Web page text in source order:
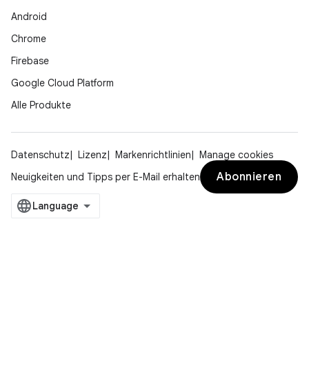
Android
Chrome
Firebase
Google Cloud Platform
Alle Produkte
Datenschutz Lizenz Markenrichtlinien
Manage cookies
Neuigkeiten und Tipps per E-Mail erhalten
Abonnieren